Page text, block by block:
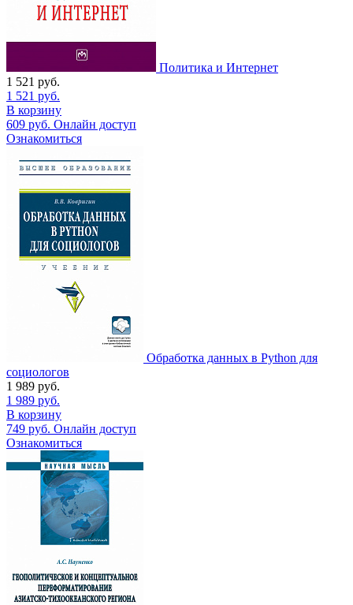
Политика и Интернет
1 521 руб.
1 521 руб.
В корзину
609 руб. Онлайн доступ
Ознакомиться
Обработка данных в Python для
социологов
1 989 руб.
1 989 руб.
В корзину
749 руб. Онлайн доступ
Ознакомиться